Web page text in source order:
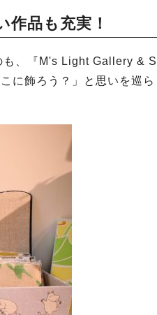
品も充実！
も、『M's Light Gallery & S
に飾ろう？」と思いを巡ら